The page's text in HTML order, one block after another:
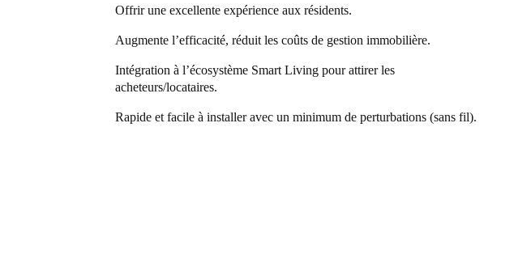
Offrir une excellente expérience aux résidents.
Augmente l’efficacité, réduit les coûts de gestion immobilière.
Intégration à l’écosystème Smart Living pour attirer les
acheteurs/locataires.
Rapide et facile à installer avec un minimum de perturbations (sans fil).